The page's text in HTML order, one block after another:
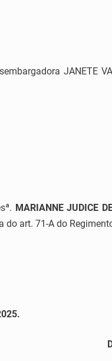
JANETE
MARIANNE JUDICE
art. 71-A do